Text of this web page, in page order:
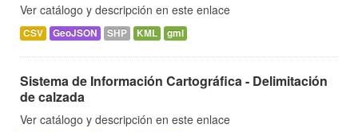
Ver catálogo y descripción en este enlace
CSV GeoJSON SHP KML gml
Sistema de Información Cartográfica - Delimitación
de calzada
Ver catálogo y descripción en este enlace